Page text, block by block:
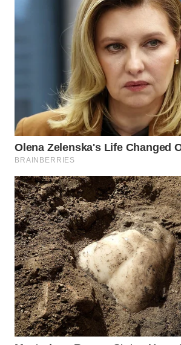
BOROBUDUR
MADURA
WN
SURABAYA
WN
NATUNA
WN
BINTAN
WN
MANDALIKA
WN
LIKUPANG